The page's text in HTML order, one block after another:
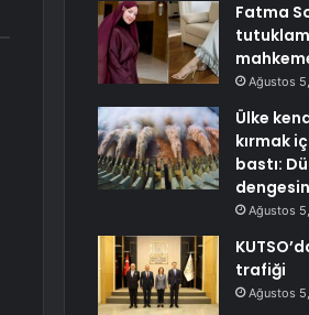
Fatma
Ağustos
Ülke
kırmak
bastı:
Ağustos
trafiği
Ağustos